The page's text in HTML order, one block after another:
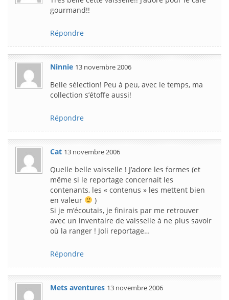
gourmand!!
Répondre
Ninnie 13 novembre 2006
Belle sélection! Peu à peu, avec le temps, ma
collection s’étoffe aussi!
Répondre
Cat 13 novembre 2006
Quelle belle vaisselle ! J’adore les formes (et
même si le reportage concernait les
contenants, les « contenus » les mettent bien
en valeur
)
Si je m’écoutais, je finirais par me retrouver
avec un inventaire de vaisselle à ne plus savoir
où la ranger ! Joli reportage…
Répondre
Mets aventures 13 novembre 2006